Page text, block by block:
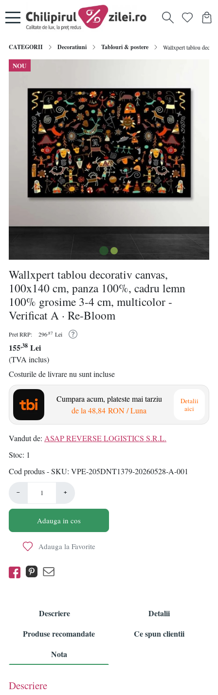
CATEGORII Decoratiuni Tablouri & postere Wallxpert tablou
NOU
Wallxpert tablou decorativ canvas,
100x140 cm, panza 100%, cadru lemn
100% grosime 3-4 cm, multicolor -
Verificat A · Re-Bloom
Pret RRP: 296,87 Lei
155,38 Lei
(TVA inclus)
Costurile de livrare nu sunt incluse
Cumpara acum, plateste mai tarziu
de la 48,84 RON/ Luna
Detalii
aici
Vandut de: ASAP REVERSE LOGISTICS S.R.L.
Stoc 1
Cod produs - SKU VPE-205DNT1379-20260528-A-001
− +
Adauga in cos
Adauga la Favorite
Descriere
Detalii
Produse recomandate
Ce spun clientii
Nota
Descriere